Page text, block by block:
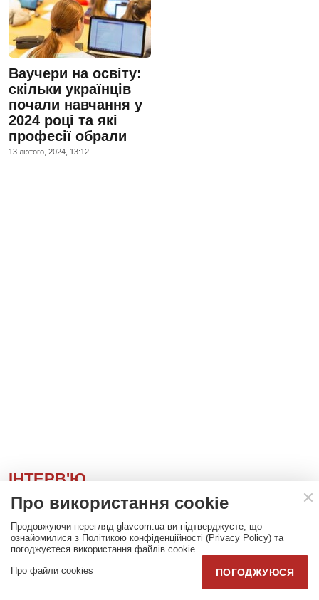
Ваучери на освіту:
скільки українців
почали навчання у
2024 році та які
професії обрали
13 лютого, 2024, 13:12
ІНТЕРВ'Ю
Рефат Чубаров: Чим раніше
Керченський міст буде
знесено, тим скоріше буде
звільнений Крим
«У нас вже є підстанції, які
Про використання cookie
Продовжуючи перегляд glavcom.ua ви підтверджуєте, що
ознайомилися з Політикою конфіденційності (Privacy Policy) та
погоджуєтеся використання файлів cookie
Про файли cookies
ПОГОДЖУЮСЯ